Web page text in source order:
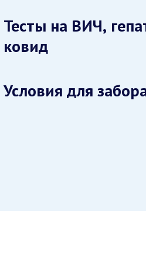
Тесты на ВИЧ,
ковид
Условия для